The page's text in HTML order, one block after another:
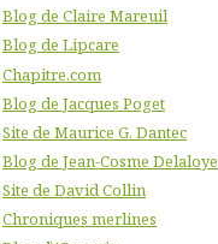
Blog de Claire Mareuil
Blog de Lipcare
Chapitre.com
Blog de Jacques Poget
Site de Maurice G. Dantec
Blog de Jean-Cosme Delaloye
Site de David Collin
Chroniques merlines